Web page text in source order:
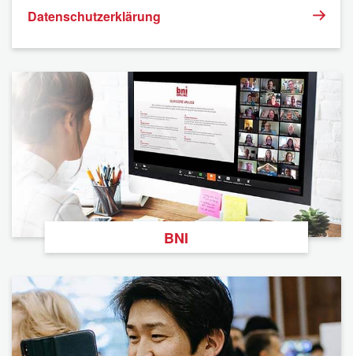
Datenschutzerklärung
BNI